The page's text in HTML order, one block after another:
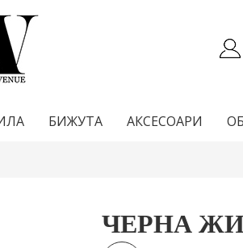
БИЖУТА АКСЕСОАРИ
ЧЕРНА